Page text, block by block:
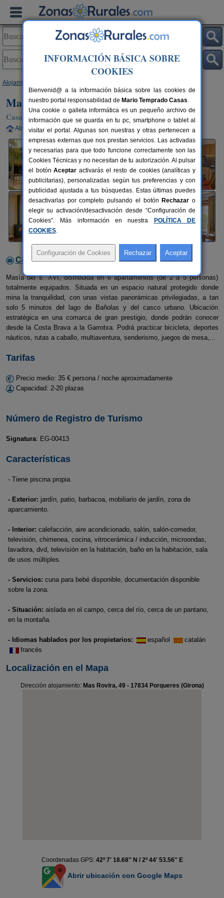
Alojamientos
Mas Rovira
Casa Rural en Porqueres (Girona)
Alquiler completo 2-20 plazas 17 km de Girona
Contactar con el alojamiento
Masía del s. XVI, distribuida en 6 apartamentos (de 2 a 5 personas)
totalmente equipados. Situada en un espacio natural protegido donde
mina la tranquilidad, con unas vistas panorámicas privilegiadas, a tan
solo 5 minutos del lago de Bañolas y del casco urbano. Ubicación
estratégica en una comarca de gran prestigio, donde podrán conocer
desde la Costa Brava a la Garrotxa. Podrá practicar bicicleta, deportes
náuticos, rutas a caballo, multiaventura, senderismo, juegos de mesa,...
Tarifas
Precio medio: 35 € persona / noche aproximadamente
Capacidad: 2-20 plazas
Número de Registro de Turismo
Signatura: EG-00413
Características
- Tiene piscina propia.
- Exterior: jardín, patio, barbacoa, mobiliario de jardín, zona de
aparcamiento.
- Interior: calefacción, aire acondicionado, salón, salón-comedor,
televisión, chimenea, cocina, vitrocerámica / inducción, microondas,
lavadora, dvd, televisión en la habitación, baño en la habitación, sala
de usos múltiples.
- Servicios: cuna para bebé disponible, documentación disponible
sobre la zona.
- Situación: aislada en el campo, cerca del río, cerca de un pantano,
en la montaña.
- Idiomas hablados por los propietarios: español
catalán
francés
Localización en el Mapa
Dirección alojamiento: Mas Rovira, 49 - 17834 Porqueres (Girona)
Coordenadas GPS: 42º 7' 18.68'' N / 2º 44' 53.56'' E
Abrir ubicación con Google Maps
INFORMACIÓN BÁSICA SOBRE
COOKIES
Bienvenid@ a la información básica sobre las cookies de
nuestro portal responsabilidad de Mario Temprado Casas.
Una cookie o galleta informática es un pequeño archivo de
información que se guarda en tu pc, smartphone o tablet al
visitar el portal. Algunas son nuestras y otras pertenecen a
empresas externas que nos prestan servicios. Las activadas
y necesarias para que todo funcione correctamente son las
Cookies Técnicas y no necesitan de tu autorización. Al pulsar
el botónAceptar activarás el resto de cookies (analíticas y
publicitarias), personalizadas según tus preferencias y con
publicidad ajustada a tus búsquedas. Estas últimas puedes
desactivarlas por completo pulsando el botón Rechazar o
elegir su activación/desactivación desde “Configuración de
Cookies”. Más información en nuestra
POLÍTICA DE
COOKIES.